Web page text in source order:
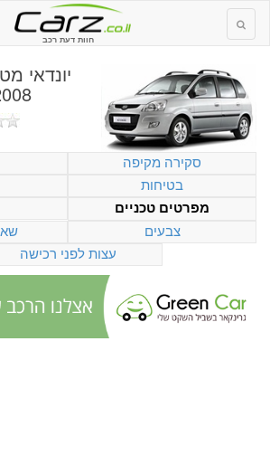
חוות דעת רכב
יונדאי
- 2011
סקירה מקיפה
בטיחות
מפרטים טכניים
צבעים
עצות לפני רכישה